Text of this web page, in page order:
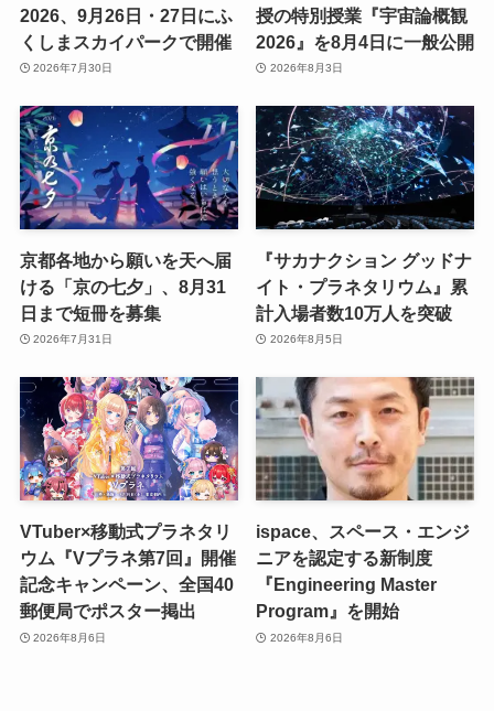
2026、9月26日・27日にふ
くしまスカイパークで開催
2026年7月30日
授の特別授業『宇宙論概観
2026』を8月4日に一般公開
2026年8月3日
京都各地から願いを天へ届
ける「京の七夕」、8月31
日まで短冊を募集
2026年7月31日
『サカナクション グッドナ
イト・プラネタリウム』累
計入場者数10万人を突破
2026年8月5日
VTuber×移動式プラネタリ
ウム『Vプラネ第7回』開催
記念キャンペーン、全国40
郵便局でポスター掲出
2026年8月6日
ispace、スペース・エンジ
ニアを認定する新制度
『Engineering Master
Program』を開始
2026年8月6日